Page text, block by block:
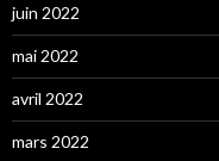
juin 2022
mai 2022
avril 2022
mars 2022